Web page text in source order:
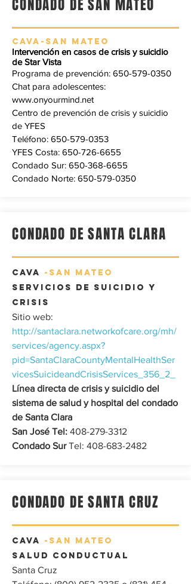
CONDADO DE SAN MATEO
CAVA-SAN MATEO
Intervención en casos de crisis y suicidio
de Star Vista
Programa de prevención: 650-579-0350
Chat para adolescentes:
www.onyourmind.net
Centro de prevención de crisis y suicidio
de YFES
Teléfono: 650-579-0353
YFES Costa: 650-726-6655
Condado Sur: 650-368-6655
Condado Norte: 650-579-0350
CONDADO DE SANTA CLARA
CAVA -SAN MATEO
Servicios de suicidio y
crisis
Sitio web:
http://santaclara.networkofcare.org/mh/
services/agency.aspx?
pid=SantaClaraCountyMentalHealthSer
vicesSuicideandCrisisServices_356_2_
Línea directa de crisis y suicidio del
sistema de salud y hospital del condado
de Santa Clara
San José Tel: 408-279-3312
Condado SurTel: 408-683-2482
CONDADO DE SANTA CRUZ
CAVA -SAN MATEO
Salud conductual
Santa Cruz